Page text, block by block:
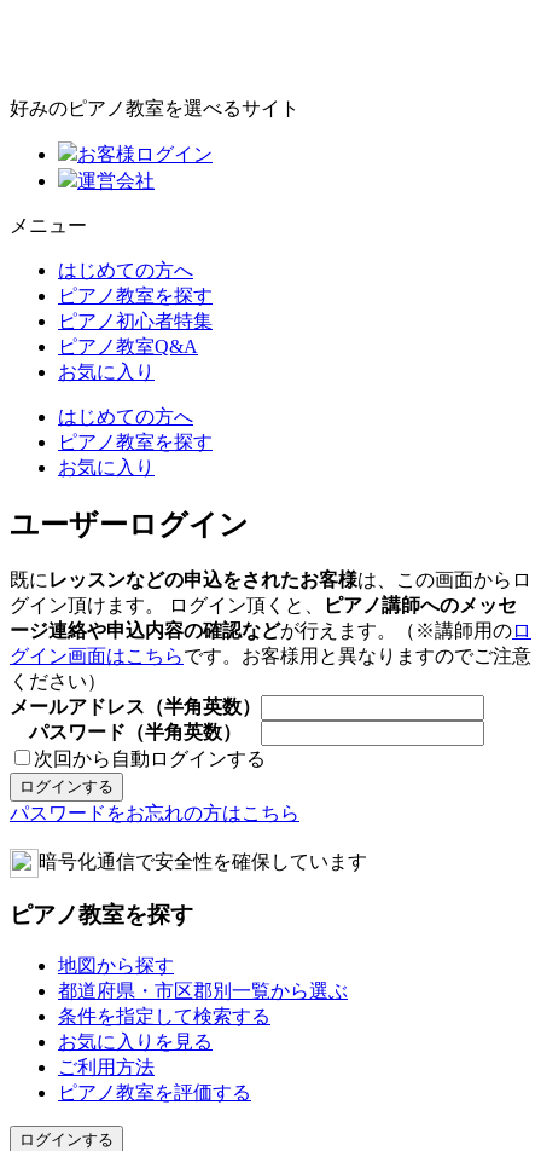
好みのピアノ教室を選べるサイト
お客様ログイン
運営会社
メニュー
はじめての方へ
ピアノ教室を探す
ピアノ初心者特集
ピアノ教室Q&A
お気に入り
はじめての方へ
ピアノ教室を探す
お気に入り
ユーザーログイン
既に レッスンなどの申込をされたお客様は、この画面からロ
グイン頂けます。 ログイン頂くと、
ピアノ講師へのメッセ
ージ連絡や申込内容の確認などが行えます。（※講師用のロ
グイン画面はこちらです。お客様用と異なりますのでご注意
ください）
メールアドレス（半角英数）
パスワード（半角英数）
次回から自動ログインする
パスワードをお忘れの方はこちら
暗号化通信で安全性を確保しています
ピアノ教室を探す
地図から探す
都道府県・市区郡別一覧から選ぶ
条件を指定して検索する
お気に入りを見る
ご利用方法
ピアノ教室を評価する
ログインする